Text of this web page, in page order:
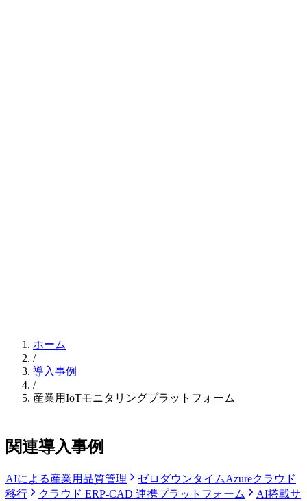
ホーム
/
導入事例
/
産業用IoTモニタリングプラットフォーム
関連導入事例
AIによる産業用品質管理
ゼロダウンタイムAzureクラウド
移行
クラウド ERP-CAD 連携プラットフォーム
AI搭載サ